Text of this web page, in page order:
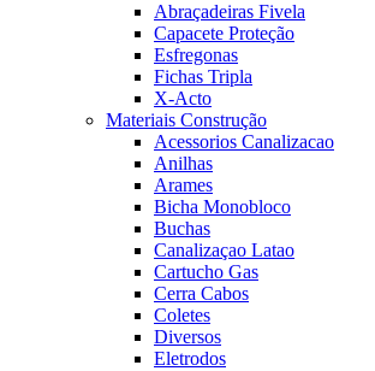
Abraçadeiras Fivela
Capacete Proteção
Esfregonas
Fichas Tripla
X-Acto
Materiais Construção
Acessorios Canalizacao
Anilhas
Arames
Bicha Monobloco
Buchas
Canalizaçao Latao
Cartucho Gas
Cerra Cabos
Coletes
Diversos
Eletrodos